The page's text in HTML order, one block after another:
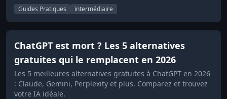
Guides Pratiques intermédiaire
ChatGPT est mort ? Les 5 alternatives
gratuites qui le remplacent en 2026
Les 5 meilleures alternatives gratuites à ChatGPT en 2026
: Claude, Gemini, Perplexity et plus. Comparez et trouvez
votre IA idéale.